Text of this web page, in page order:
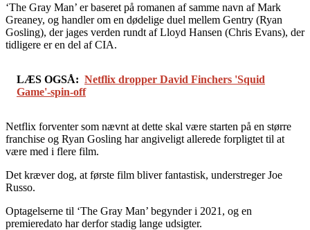
‘The Gray Man’ er baseret på romanen af samme navn af Mark
Greaney, og handler om en dødelige duel mellem Gentry (Ryan
Gosling), der jages verden rundt af Lloyd Hansen (Chris Evans), der
tidligere er en del af CIA.
LÆS OGSÅ: Netflix dropper David Finchers 'Squid
Game'-spin-off
Netflix forventer som nævnt at dette skal være starten på en større
franchise og Ryan Gosling har angiveligt allerede forpligtet til at
være med i flere film.
Det kræver dog, at første film bliver fantastisk, understreger Joe
Russo.
Optagelserne til ‘The Gray Man’ begynder i 2021, og en
premieredato har derfor stadig lange udsigter.